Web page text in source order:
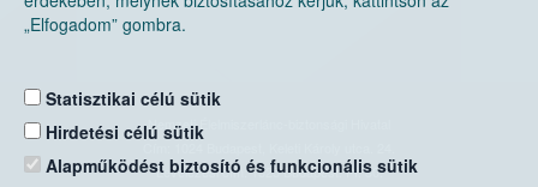
„Elfogadom” gombra.
Statisztikai célú sütik
Hirdetési célú sütik
Alapműködést biztosító és funkcionális sütik
Nemzeti Élelmiszerlánc-biztonsági Hivatal
Levelezési cím: 1525 Budapest. Pf. 30.